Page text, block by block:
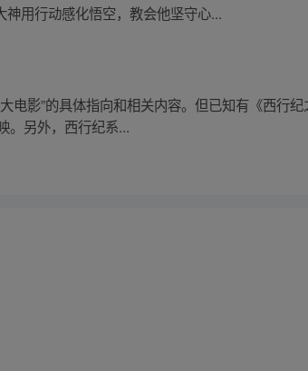
用行动感化悟空，教会他坚守心...
电影”的具体指向和相关内容。但已知有《西行
。另外，西行纪系...